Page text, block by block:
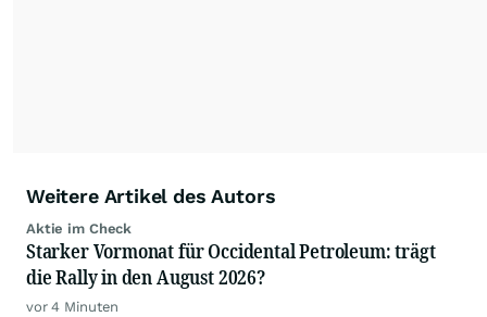
Weitere Artikel des Autors
Aktie im Check
Starker Vormonat für Occidental Petroleum: trägt
die Rally in den August 2026?
vor 4 Minuten